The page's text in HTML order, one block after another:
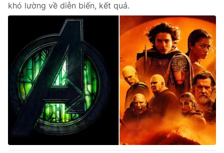
khó lường về diễn biến, kết quả.